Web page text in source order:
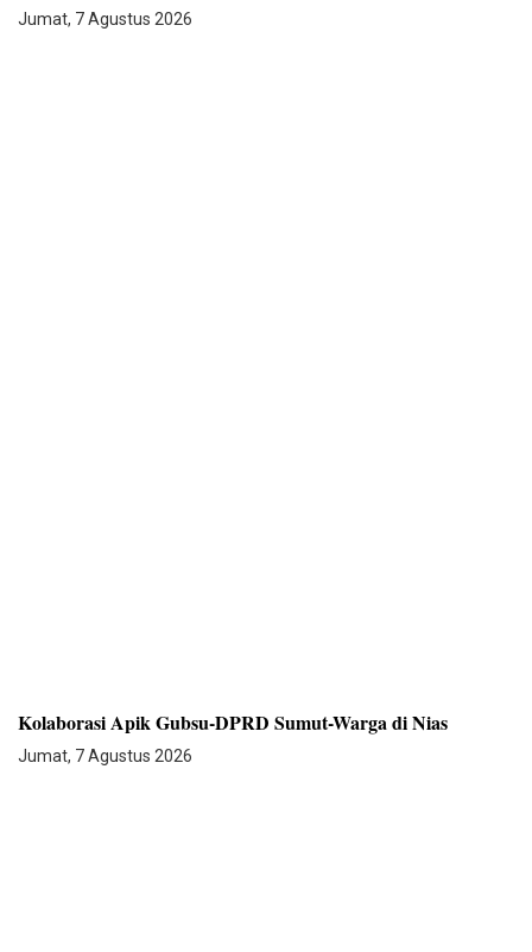
Jumat, 7 Agustus 2026
Kolaborasi Apik Gubsu-DPRD Sumut-Warga di Nias
Jumat, 7 Agustus 2026